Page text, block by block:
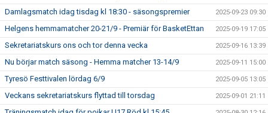
Damlagsmatch idag tisdag kl 18:30 - säsongspremier 2025-09-23 09:30
Helgens hemmamatcher 20-21/9 - Premiär för BasketEttan 2025-09-19 17:05
Sekretariatskurs ons och tor denna vecka 2025-09-16 13:39
Nu börjar match säsong - Hemma matcher 13-14/9 2025-09-11 15:00
Tyresö Festtivalen lördag 6/9 2025-09-05 13:05
Veckans sekretariatskurs flyttad till torsdag 2025-09-01 21:11